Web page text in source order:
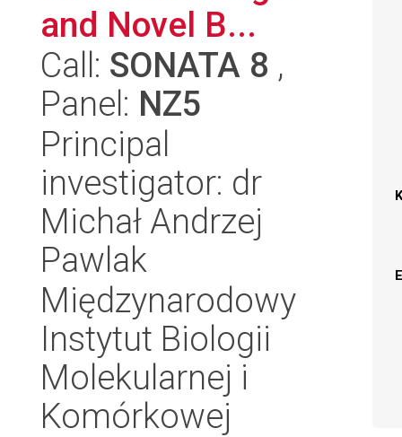
and Novel B...
Call: SONATA 8 ,
Panel: NZ5
Principal
investigator: dr
Michał Andrzej
Pawlak
Międzynarodowy
Instytut Biologii
Molekularnej i
Komórkowej